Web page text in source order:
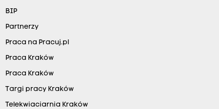
BIP
Partnerzy
Praca na Pracuj.pl
Praca Kraków
Praca Kraków
Targi pracy Kraków
Telekwiaciarnia Kraków